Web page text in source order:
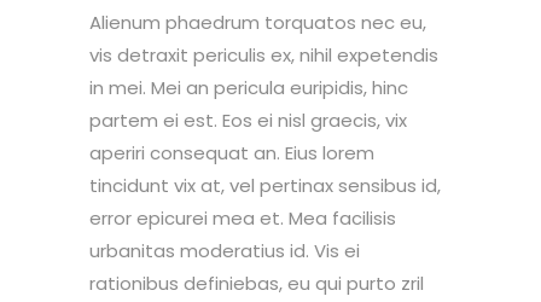
Alienum phaedrum torquatos nec eu,
vis detraxit periculis ex, nihil expetendis
in mei. Mei an pericula euripidis, hinc
partem ei est. Eos ei nisl graecis, vix
aperiri consequat an. Eius lorem
tincidunt vix at, vel pertinax sensibus id,
error epicurei mea et. Mea facilisis
urbanitas moderatius id. Vis ei
rationibus definiebas, eu qui purto zril